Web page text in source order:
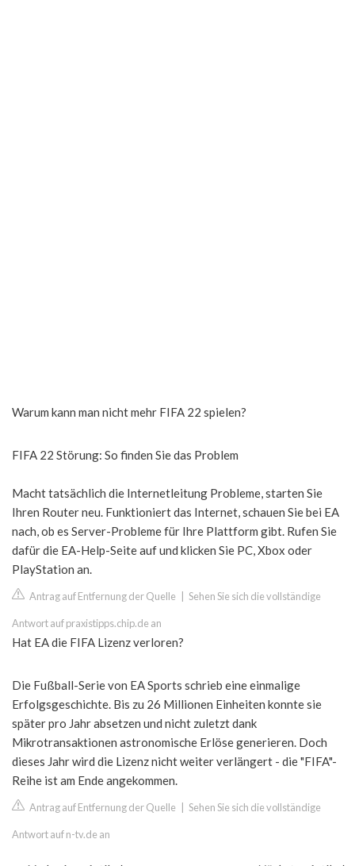
Warum kann man nicht mehr FIFA 22 spielen?
FIFA 22 Störung: So finden Sie das Problem
Macht tatsächlich die Internetleitung Probleme, starten Sie
Ihren Router neu. Funktioniert das Internet, schauen Sie bei EA
nach, ob es Server-Probleme für Ihre Plattform gibt. Rufen Sie
dafür die EA-Help-Seite auf und klicken Sie PC, Xbox oder
PlayStation an.
Antrag auf Entfernung der Quelle Sehen Sie sich die vollständige
Antwort auf praxistipps.chip.de an
Hat EA die FIFA Lizenz verloren?
Die Fußball-Serie von EA Sports schrieb eine einmalige
Erfolgsgeschichte. Bis zu 26 Millionen Einheiten konnte sie
später pro Jahr absetzen und nicht zuletzt dank
Mikrotransaktionen astronomische Erlöse generieren. Doch
dieses Jahr wird die Lizenz nicht weiter verlängert - die "FIFA"-
Reihe ist am Ende angekommen.
Antrag auf Entfernung der Quelle Sehen Sie sich die vollständige
Antwort auf n-tv.de an